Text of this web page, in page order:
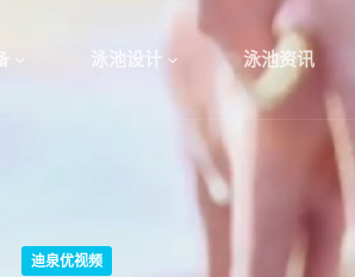
泳池设计 泳池资讯
迪泉优视频